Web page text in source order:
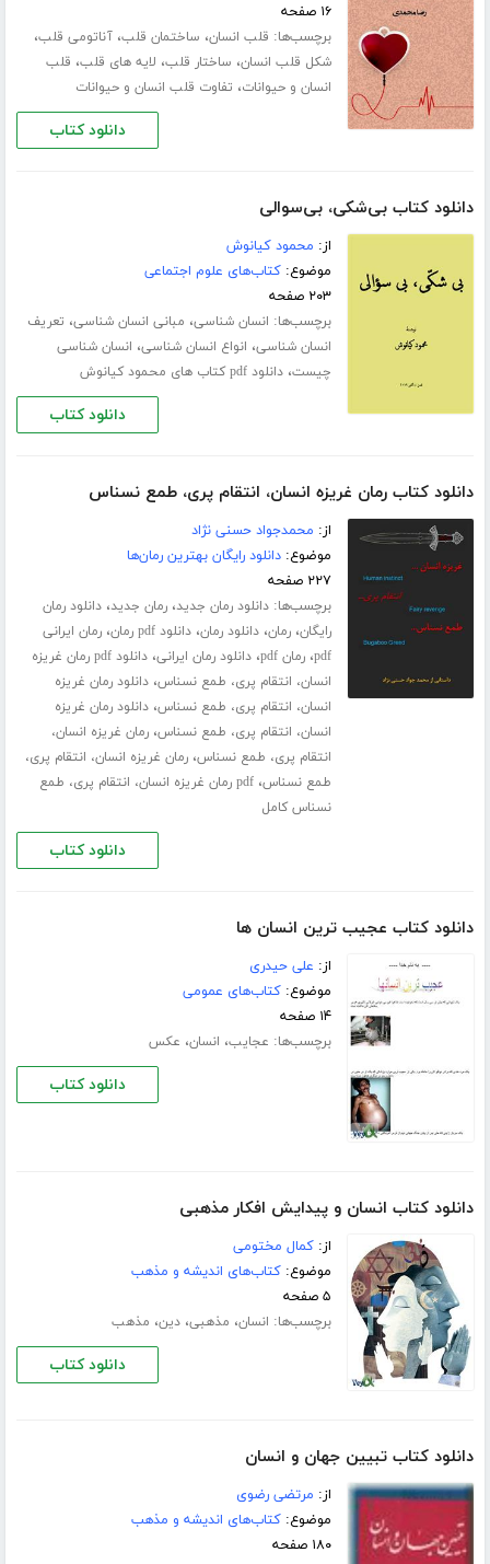
۱۶ صفحه
برچسب‌ها: قلب انسان، ساختمان قلب،آناتومی قلب،
شکل قلب انسان، ساختار قلب، لایه های قلب، قلب
انسان و حیوانات، تفاوت قلب انسان و حیوانات
دانلود کتاب
دانلود کتاب بی‌شکی، بی‌سوالی
از: محمود کیانوش
موضوع:کتاب‌های علوم اجتماعی
۲۰۳ صفحه
برچسب‌ها: انسان شناسی، مبانی انسان شناسی، تعریف
انسان شناسی، انواع انسان شناسی، انسان شناسی
چیست،دانلود pdf کتاب های محمود کیانوش
دانلود کتاب
دانلود کتاب رمان غریزه انسان، انتقام پری، طمع نسناس
از: محمدجواد حسنی نژاد
موضوع:دانلود رایگان بهترین رمان‌ها
۲۲۷ صفحه
برچسب‌ها:دانلود رمان جدید،رمان جدید،دانلود رمان
رایگان،رمان،دانلود رمان،دانلود pdf رمان ،رمان ایرانی
pdf،رمان pdf ،دانلود رمان ایرانی،
دانلود pdf رمان غریزه
انسان، انتقام پری، طمع نسناس،دانلود رمان غریزه
انسان، انتقام پری، طمع نسناس،دانلود رمان غریزه
انسان، انتقام پری، طمع نسناس،رمان غریزه انسان،
انتقام پری، طمع نسناس،رمان غریزه انسان، انتقام پری،
طمع نسناس،
pdf رمان غریزه انسان، انتقام پری، طمع
نسناس کامل
دانلود کتاب
دانلود کتاب عجیب ترین انسان ها
از: علی حیدری
موضوع:کتاب‌های عمومی
۱۴ صفحه
برچسب‌ها: عجایب، انسان، عکس
دانلود کتاب
دانلود کتاب انسان و پیدایش افکار مذهبی
از:کمال مختومی
موضوع:کتاب‌های اندیشه و مذهب
۵ صفحه
برچسب‌ها: انسان، مذهبی،دین، مذهب
دانلود کتاب
دانلود کتاب تبیین جهان و انسان
از: مرتضی رضوی
موضوع:کتاب‌های اندیشه و مذهب
۱۸۰ صفحه